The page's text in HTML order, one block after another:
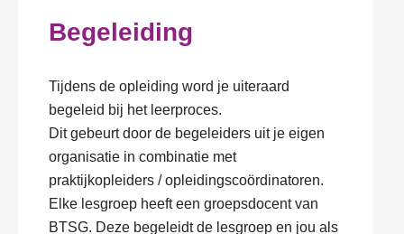
Begeleiding
Tijdens de opleiding word je uiteraard
begeleid bij het leerproces.
Dit gebeurt door de begeleiders uit je eigen
organisatie in combinatie met
praktijkopleiders / opleidingscoördinatoren.
Elke lesgroep heeft een groepsdocent van
BTSG. Deze begeleidt de lesgroep en jou als